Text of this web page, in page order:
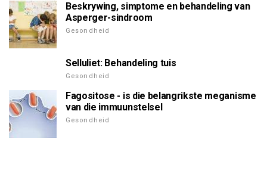
Beskrywing, simptome en behandeling van
Asperger-sindroom
Gesondheid
Selluliet: Behandeling tuis
Gesondheid
Fagositose - is die belangrikste meganisme
van die immuunstelsel
Gesondheid